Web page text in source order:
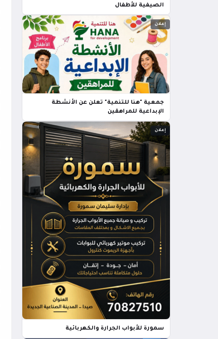
الصيفية للأطفال
إعلان
جمعية "هنا للتنمية" تعلن عن الأنشطة
الإبداعية للمراهقين
إعلان
سمورة للأبواب الجرارة والكهربائية